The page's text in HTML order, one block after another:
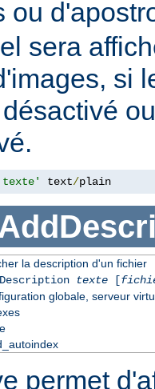
ou
sera
si
text/plain
la description d'un fichier
texte[
globale, serveur
permet